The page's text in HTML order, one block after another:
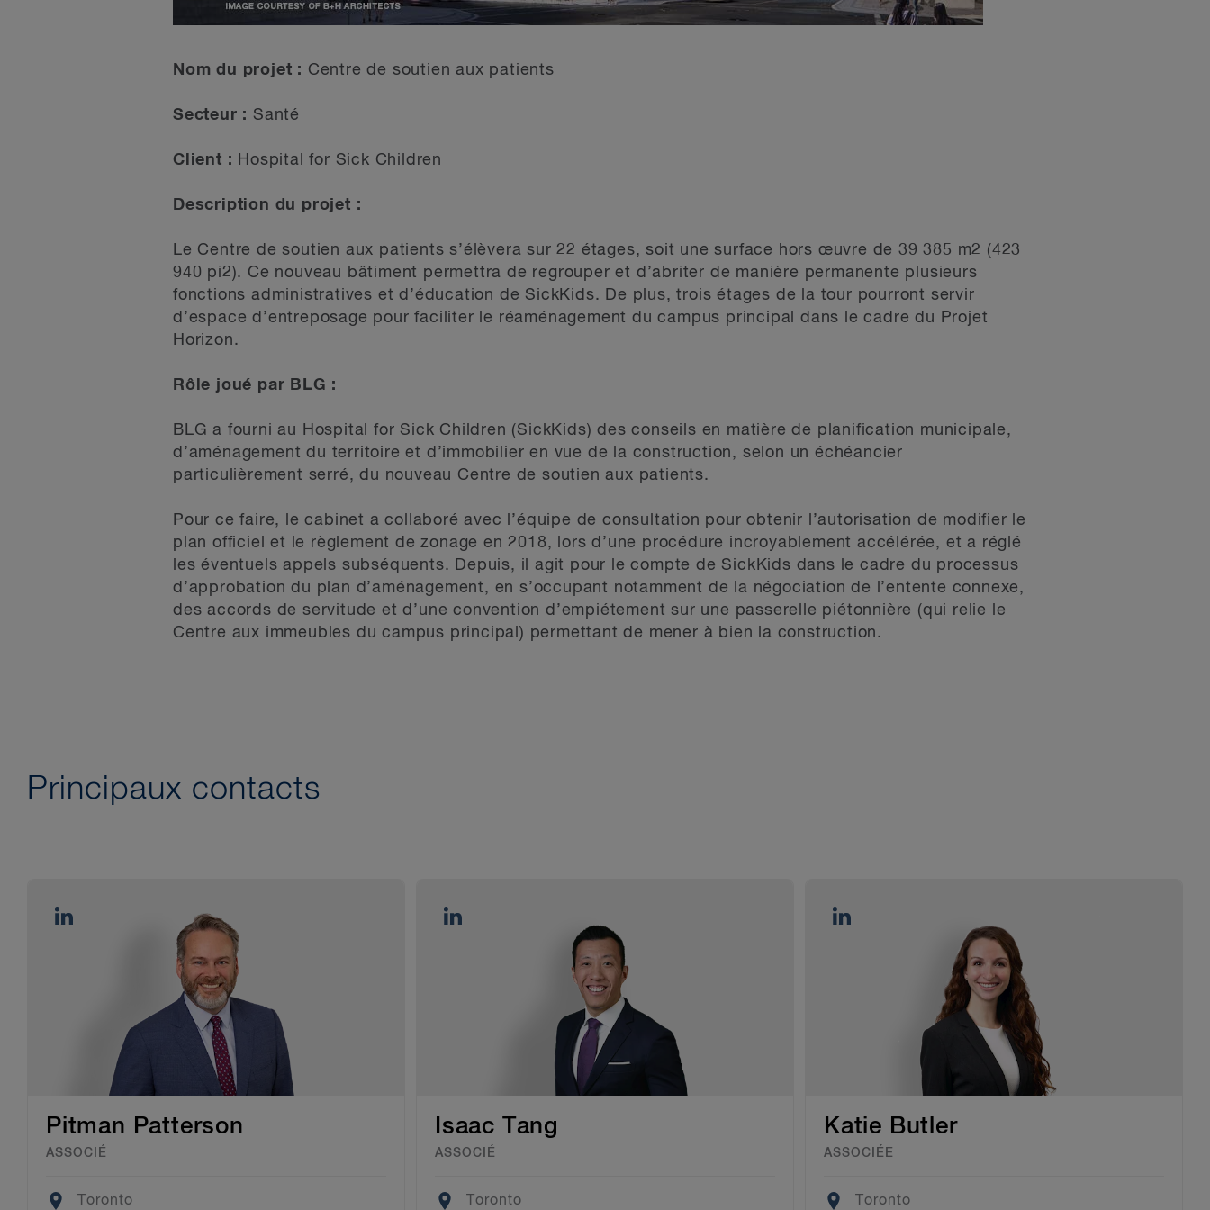
Nom du projet : Centre de soutien aux patients
Secteur : Santé
Client : Hospital for Sick Children
Description du projet :
Le Centre de soutien aux patients s’élèvera sur 22 étages, soit une surface hors œuvre de 39 385 m2 (423
940 pi2). Ce nouveau bâtiment permettra de regrouper et d’abriter de manière permanente plusieurs
fonctions administratives et d’éducation de SickKids. De plus, trois étages de la tour pourront servir
d’espace d’entreposage pour faciliter le réaménagement du campus principal dans le cadre du Projet
Horizon.
Rôle joué par BLG :
BLG a fourni au Hospital for Sick Children (SickKids) des conseils en matière de planification municipale,
d’aménagement du territoire et d’immobilier en vue de la construction, selon un échéancier
particulièrement serré, du nouveau Centre de soutien aux patients.
Pour ce faire, le cabinet a collaboré avec l’équipe de consultation pour obtenir l’autorisation de modifier le
plan officiel et le règlement de zonage en 2018, lors d’une procédure incroyablement accélérée, et a réglé
les éventuels appels subséquents. Depuis, il agit pour le compte de SickKids dans le cadre du processus
d’approbation du plan d’aménagement, en s’occupant notamment de la négociation de l’entente connexe,
des accords de servitude et d’une convention d’empiétement sur une passerelle piétonnière (qui relie le
Centre aux immeubles du campus principal) permettant de mener à bien la construction.
Principaux contacts
Pitman Patterson
ASSOCIÉ
Location
Toronto
Isaac Tang
ASSOCIÉ
Location
Toronto
Katie Butler
ASSOCIÉE
Location
Toronto